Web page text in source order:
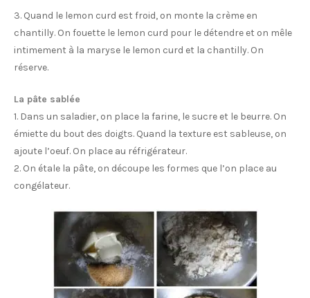
3. Quand le lemon curd est froid, on monte la crème en
chantilly. On fouette le lemon curd pour le détendre et on mêle
intimement à la maryse le lemon curd et la chantilly. On
réserve.
La pâte sablée
1. Dans un saladier, on place la farine, le sucre et le beurre. On
émiette du bout des doigts. Quand la texture est sableuse, on
ajoute l’oeuf. On place au réfrigérateur.
2. On étale la pâte, on découpe les formes que l’on place au
congélateur.